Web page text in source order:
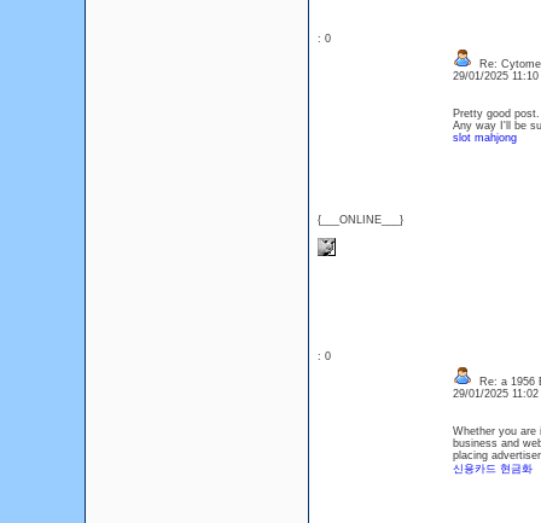
: 0
{___ONLINE___}
Re:
29/01/2025
Pretty good
Any way I'll be
slot mahjong
: 0
Re: a 1956
29/01/2025
Whether you are
business and
placing
신용카드 현금화